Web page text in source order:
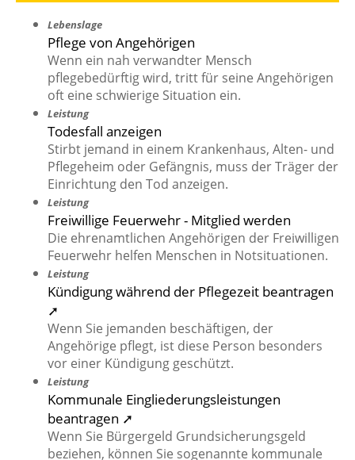
Lebenslage
Pflege von Angehörigen
Wenn ein nah verwandter Mensch
pflegebedürftig wird, tritt für seine Angehörigen
oft eine schwierige Situation ein.
Leistung
Todesfall anzeigen
Stirbt jemand in einem Krankenhaus, Alten- und
Pflegeheim oder Gefängnis, muss der Träger der
Einrichtung den Tod anzeigen.
Leistung
Freiwillige Feuerwehr - Mitglied werden
Die ehrenamtlichen Angehörigen der Freiwilligen
Feuerwehr helfen Menschen in Notsituationen.
Leistung
Kündigung während der Pflegezeit beantragen
➚
Wenn Sie jemanden beschäftigen, der
Angehörige pflegt, ist diese Person besonders
vor einer Kündigung geschützt.
Leistung
Kommunale Eingliederungsleistungen
beantragen ➚
Wenn Sie Bürgergeld Grundsicherungsgeld
beziehen, können Sie sogenannte kommunale